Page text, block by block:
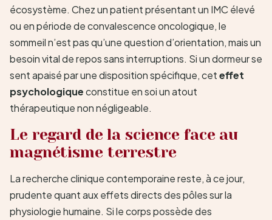
écosystème. Chez un patient présentant un IMC élevé
ou en période de convalescence oncologique, le
sommeil n’est pas qu’une question d’orientation, mais un
besoin vital de repos sans interruptions. Si un dormeur se
sent apaisé par une disposition spécifique, ceteffet
psychologiqueconstitue en soi un atout
thérapeutique non négligeable.
Le regard de la science face au
magnétisme terrestre
La recherche clinique contemporaine reste, à ce jour,
prudente quant aux effets directs des pôles sur la
physiologie humaine. Si le corps possède des